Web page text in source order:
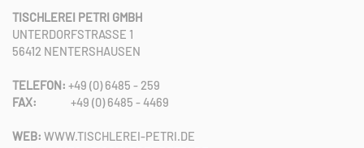
TISCHLEREI PETRI GMBH
UNTERDORFSTRASSE 1
56412 NENTERSHAUSEN
TELEFON: +49 (0) 6485 - 259
FAX: +49 (0) 6485 - 4469
WEB: WWW.TISCHLEREI-PETRI.DE